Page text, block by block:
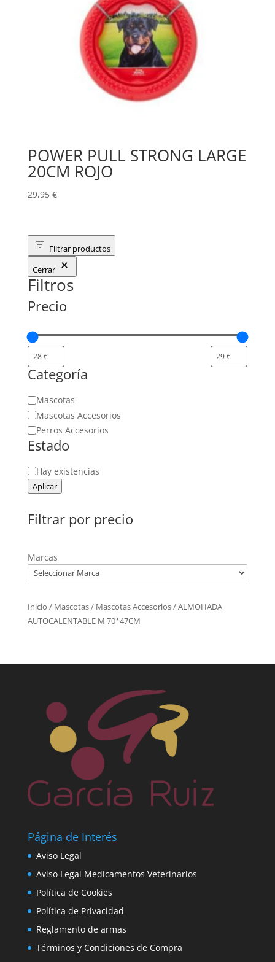
POWER PULL STRONG LARGE
20CM ROJO
29,95 €
Filtrar productos
Cerrar
Filtros
Precio
Categoría
Categoría
Mascotas
Mascotas Accesorios
Perros Accesorios
Estado
Estado
Hay existencias
Aplicar
Filtrar por precio
Marcas
Inicio / Mascotas/ Mascotas Accesorios/ ALMOHADA
AUTOCALENTABLE M 70*47CM
Página de Interés
Aviso Legal
Aviso Legal Medicamentos Veterinarios
Política de Cookies
Política de Privacidad
Reglamento de armas
Términos y Condiciones de Compra